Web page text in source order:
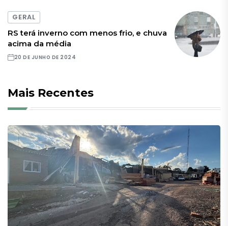
GERAL
RS terá inverno com menos frio, e chuva
acima da média
20 DE JUNHO DE 2024
Mais Recentes